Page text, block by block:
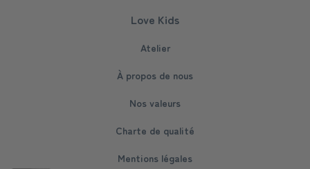
Love Kids
Atelier
À propos de nous
Nos valeurs
Charte de qualité
Mentions légales